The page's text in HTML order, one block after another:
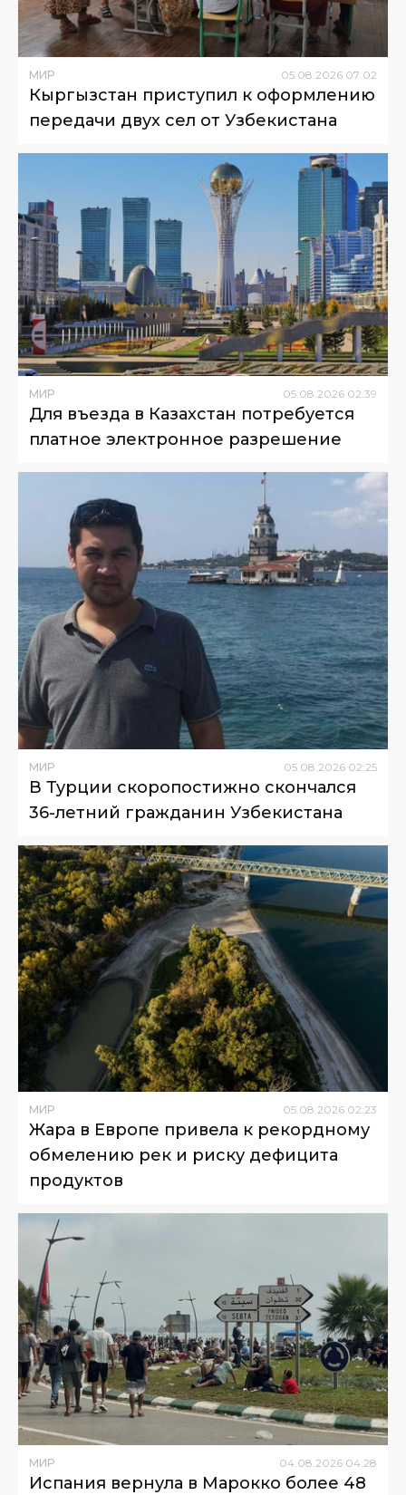
МИР 05.08.2026 07:02
Кыргызстан приступил к оформлению
передачи двух сел от Узбекистана
МИР 05.08.2026 02:39
Для въезда в Казахстан потребуется
платное электронное разрешение
МИР 05.08.2026 02:25
В Турции скоропостижно скончался
36-летний гражданин Узбекистана
МИР 05.08.2026 02:23
Жара в Европе привела к рекордному
обмелению рек и риску дефицита
продуктов
МИР 04.08.2026 04:28
Испания вернула в Марокко более 48